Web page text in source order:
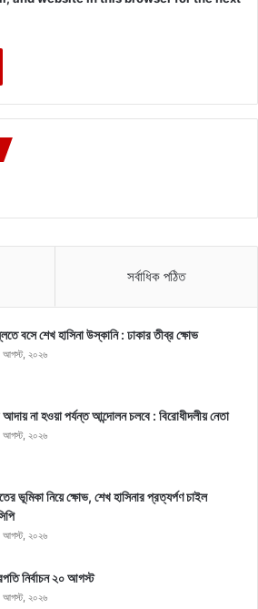
সর্বাধিক পঠিত
বসে শেখ হাসিনা উস্কানি : ঢাকার তীব্র ক্ষোভ
আগস্ট, ২০২৬
আদায় না হওয়া পর্যন্ত আন্দোলন চলবে : বিরোধীদলীয় নেতা
আগস্ট, ২০২৬
ভূমিকা নিয়ে ক্ষোভ, শেখ হাসিনার প্রত্যর্পণ চাইল
আগস্ট, ২০২৬
নির্বাচন ২০ আগস্ট
আগস্ট, ২০২৬